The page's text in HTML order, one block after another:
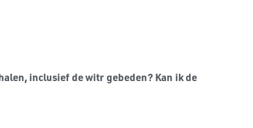
inclusief de witr gebeden? Kan ik de